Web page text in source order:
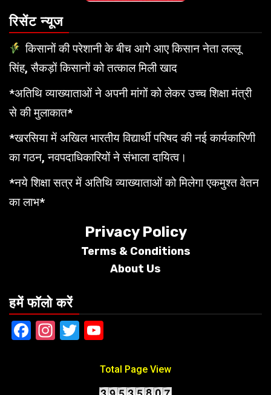
रिसेंट न्यूज
किसानों की परेशानी के बीच आगे आए किसान नेता लल्लू
सिंह, सैकड़ों किसानों को तत्काल मिली खाद
*अतिथि व्याख्याताओं ने अपनी मांगों को लेकर उच्च शिक्षा मंत्री
से की मुलाकात*
*खरसिया में अखिल भारतीय विद्यार्थी परिषद की नई कार्यकारिणी
का गठन, नवपदाधिकारियों ने संभाला दायित्व।
*नये शिक्षा सत्र में अतिथि व्याख्याताओं को मिलेगा एकमुश्त वेतन
का लाभ*
Privacy Policy
Terms & Conditions
About Us
हमें फॉलो करें
Facebook
Instagram
Twitter
Total Page View